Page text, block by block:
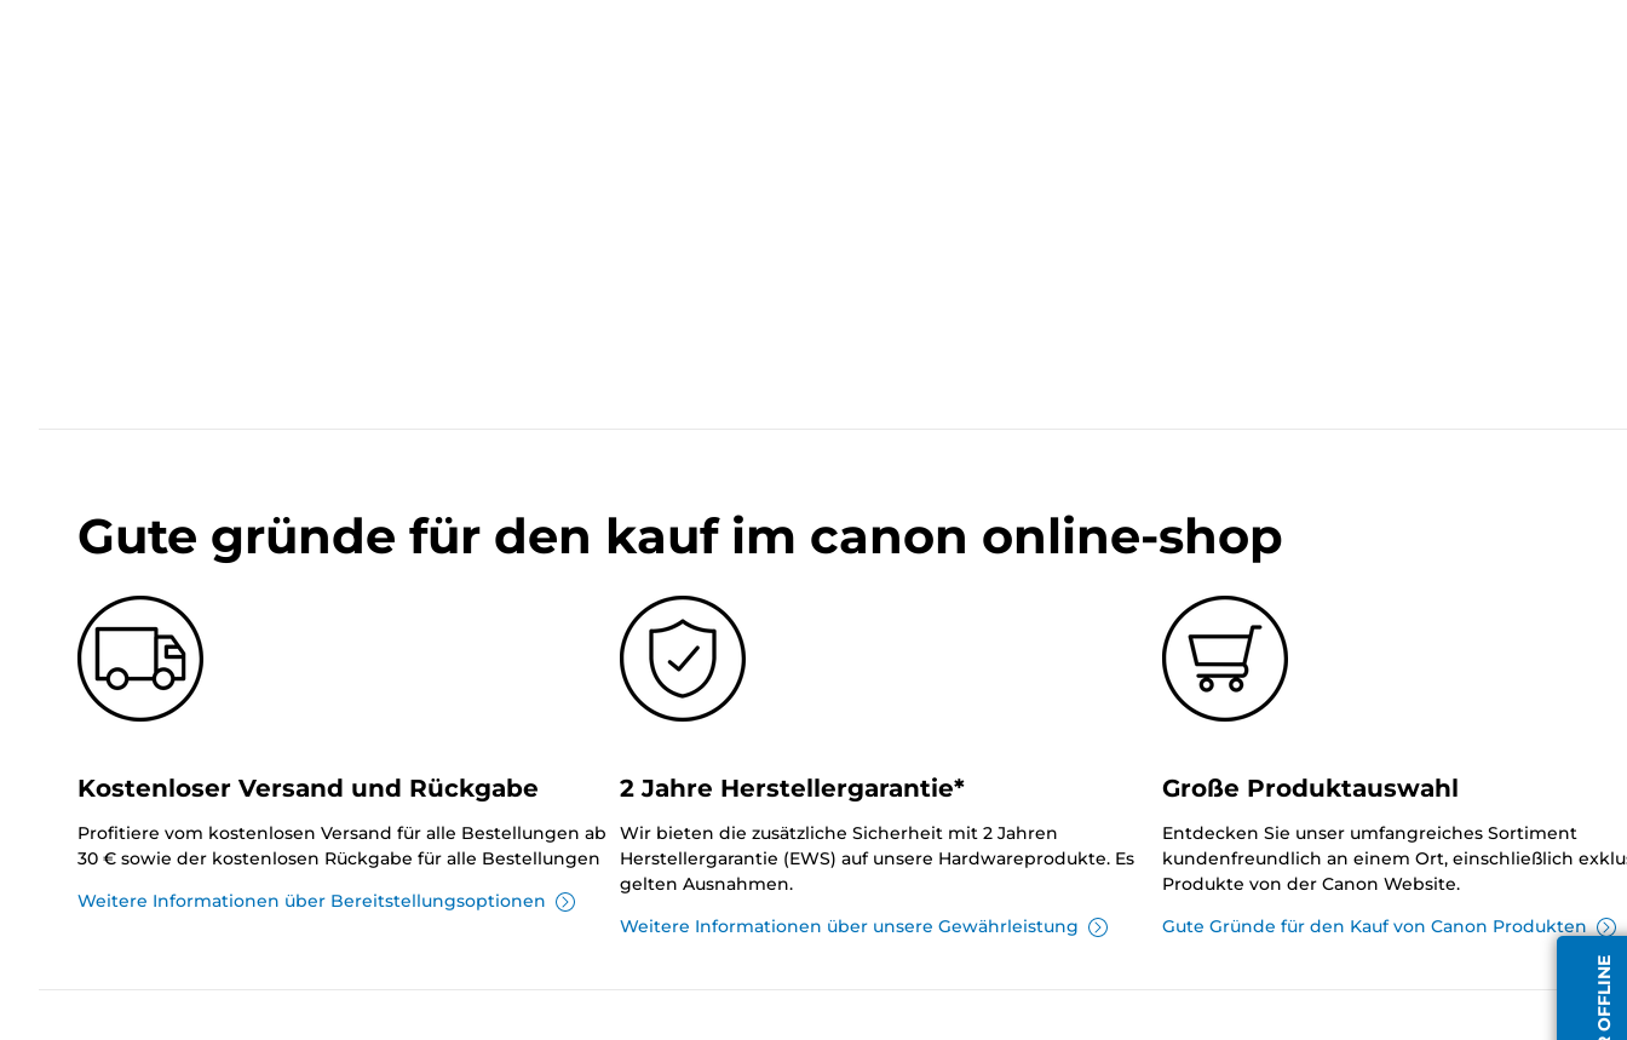
Gute gründe für den kauf im canon online-shop
Kostenloser Versand und Rückgabe
Profitiere vom kostenlosen Versand für alle Bestellungen ab
30 € sowie der kostenlosen Rückgabe für alle Bestellungen
Weitere Informationen über Bereitstellungsoptionen
2 Jahre Herstellergarantie*
Wir bieten die zusätzliche Sicherheit mit 2 Jahren
Herstellergarantie (EWS) auf unsere Hardwareprodukte. Es
gelten Ausnahmen.
Weitere Informationen über unsere Gewährleistung
Große Produktauswahl
Entdecken Sie unser umfangreiches Sortiment
kundenfreundlich an einem Ort, einschließlich
Produkte von der Canon Website.
Gute Gründe für den Kauf von Canon Produkten